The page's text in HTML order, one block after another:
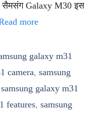
Galaxy M30 इस
more
galaxy m31
camera, samsung
samsung galaxy m31
features, samsung